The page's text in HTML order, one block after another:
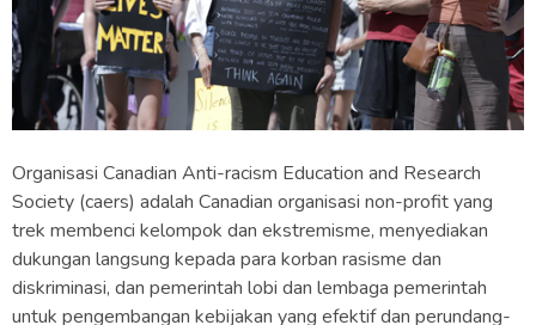
Organisasi Canadian Anti-racism Education and Research
Society (caers) adalah Canadian organisasi non-profit yang
trek membenci kelompok dan ekstremisme, menyediakan
dukungan langsung kepada para korban rasisme dan
diskriminasi, dan pemerintah lobi dan lembaga pemerintah
untuk pengembangan kebijakan yang efektif dan perundang-